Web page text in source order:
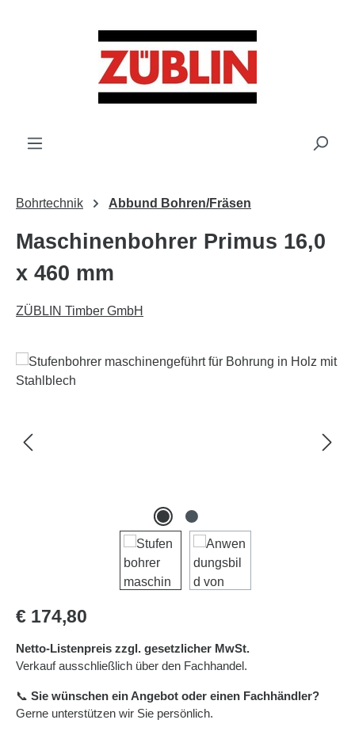
Bohrtechnik Abbund Bohren/Fräsen
Maschinenbohrer Primus 16,0
x 460 mm
ZÜBLIN Timber GmbH
Bildergalerie überspringen
Regulärer Preis:
€ 174,80
Netto-Listenpreis zzgl. gesetzlicher MwSt.
Verkauf ausschließlich über den Fachhandel.
📞 Sie wünschen ein Angebot oder einen Fachhändler?
Gerne unterstützen wir Sie persönlich.